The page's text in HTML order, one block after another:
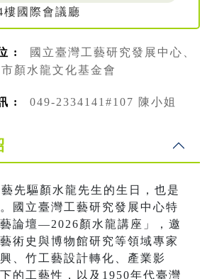
樓國際會議廳
:
國立臺灣工藝研究發展中心、
顏水龍文化基金會
: 049-2334141#107 陳小姐
先驅顏水龍先生的生日，也是
國立臺灣工藝研究發展中心特
論壇—2026顏水龍講座」，邀
術史與博物館研究等領域專家
、竹工藝設計轉化、產業影
的工藝性，以及1950年代臺灣